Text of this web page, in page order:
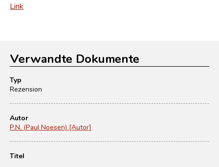
Link
Verwandte Dokumente
Typ
Rezension
Autor
P.N. (Paul Noesen) [Autor]
Titel